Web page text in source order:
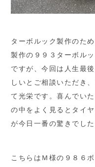
ターボルック製作のた
製作の９９３ターボル
ですが、今回は人生最
しいとご相談いただき
て光栄です。喜んでい
の中をよく見るとタイ
が今日一番の驚きでし
こちらはＭ様の９８６